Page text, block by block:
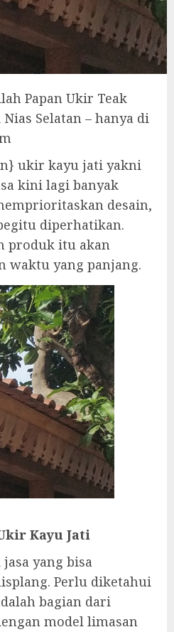
Papan Ukir Teak
Selatan – hanya di
ukir kayu jati yakni
kini lagi banyak
desain,
diperhatikan.
produk itu akan
waktu yang panjang.
Kayu Jati
yang bisa
Perlu diketahui
bagian dari
model limasan